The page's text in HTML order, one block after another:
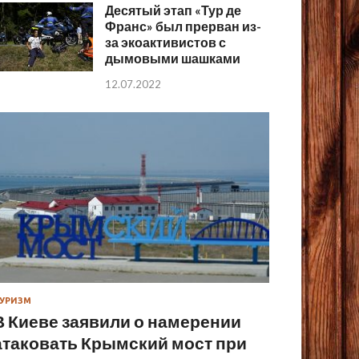
Десятый этап «Тур де
Франс» был прерван из-
за экоактивистов с
дымовыми шашками
12.07.2022
Киеве заявили о намерении
Крымский мост при